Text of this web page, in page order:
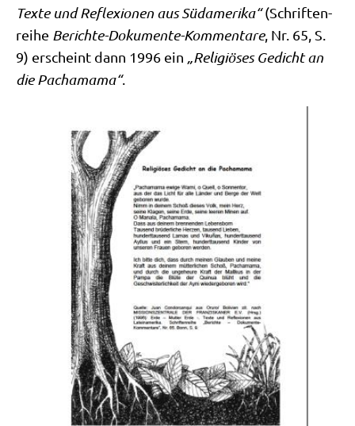
Tex­te und Refle­xio­nen aus Süd­ame­ri­ka“(Schrif­ten­
rei­he Berich­te-Doku­men­te-Kom­men­ta­re, Nr. 65, S.
9) erscheint dann 1996 ein „Reli­giö­ses Gedicht an
die Pacha­ma­ma“.